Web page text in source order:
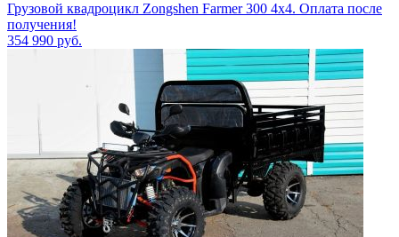
Грузовой квадроцикл Zongshen Farmer 300 4х4. Оплата после
получения!
354 990 руб.